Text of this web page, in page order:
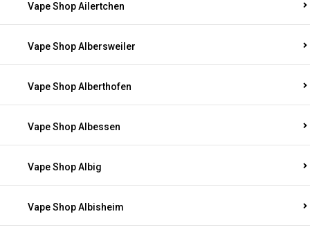
Vape Shop Ailertchen
Vape Shop Albersweiler
Vape Shop Alberthofen
Vape Shop Albessen
Vape Shop Albig
Vape Shop Albisheim